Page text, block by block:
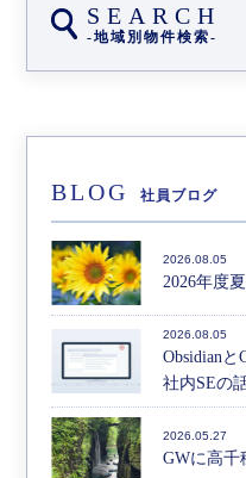
SEARCH
-地域別物件検索-
BLOG 社員ブログ
2026.08.05
2026年度
2026.08.05
Obsidian
社内SEの
2026.05.27
GWに高千